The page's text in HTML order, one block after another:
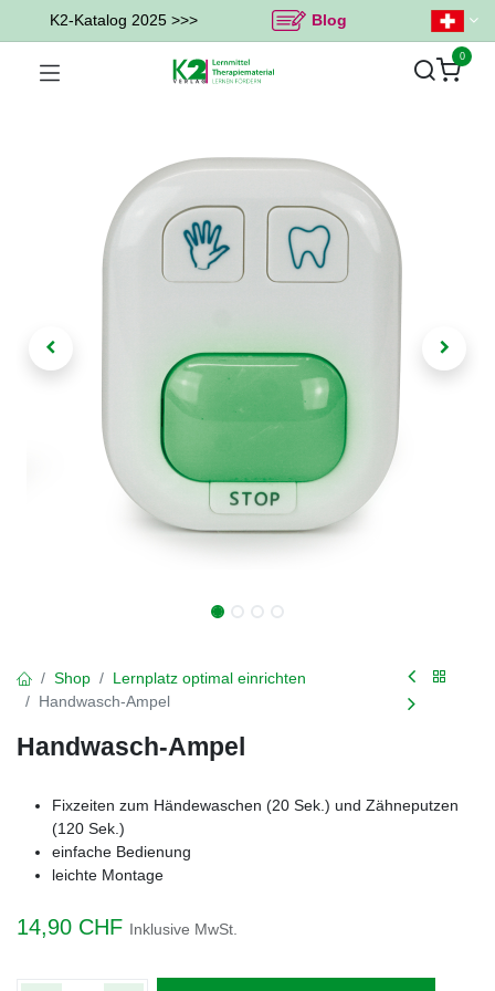
K2-Katalog 2025 >>> Blog
0
Shop
Lernplatz optimal einrichten
Handwasch-Ampel
Handwasch-Ampel
Fixzeiten zum Händewaschen (20 Sek.) und Zähneputzen
(120 Sek.)
einfache Bedienung
leichte Montage
14,90 CHF Inklusive MwSt.